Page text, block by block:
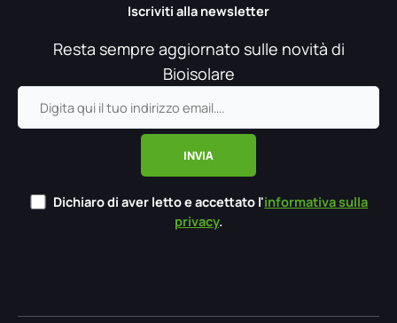
Iscriviti alla newsletter
Resta sempre aggiornato sulle novità di
Bioisolare
Dichiaro di aver letto e accettato l'informativa sulla
privacy.